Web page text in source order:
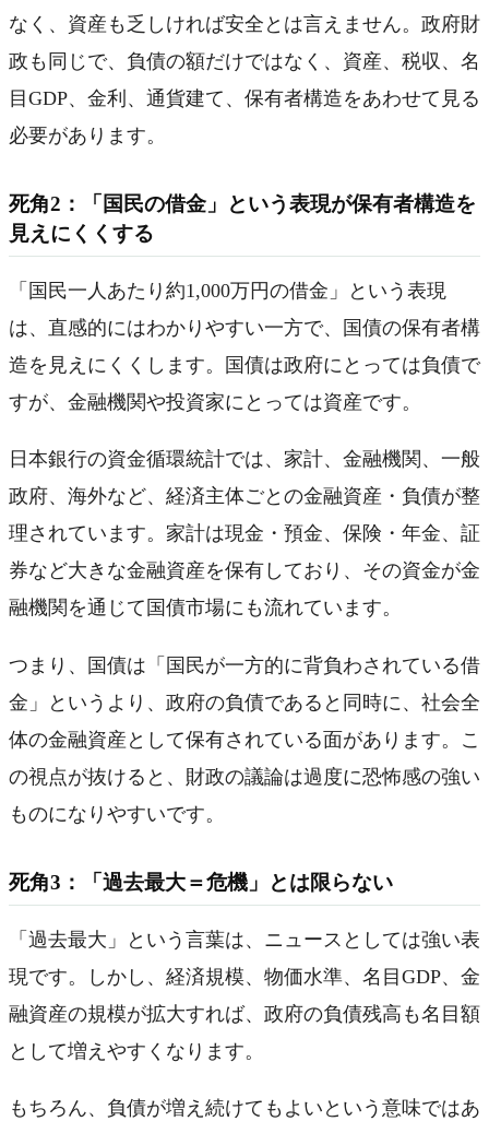
なく、資産も乏しければ安全とは言えません。政府財
政も同じで、負債の額だけではなく、資産、税収、名
目GDP、金利、通貨建て、保有者構造をあわせて見る
必要があります。
死角2：「国民の借金」という表現が保有者構造を
見えにくくする
「国民一人あたり約1,000万円の借金」という表現
は、直感的にはわかりやすい一方で、国債の保有者構
造を見えにくくします。国債は政府にとっては負債で
すが、金融機関や投資家にとっては資産です。
日本銀行の資金循環統計では、家計、金融機関、一般
政府、海外など、経済主体ごとの金融資産・負債が整
理されています。家計は現金・預金、保険・年金、証
券など大きな金融資産を保有しており、その資金が金
融機関を通じて国債市場にも流れています。
つまり、国債は「国民が一方的に背負わされている借
金」というより、政府の負債であると同時に、社会全
体の金融資産として保有されている面があります。こ
の視点が抜けると、財政の議論は過度に恐怖感の強い
ものになりやすいです。
死角3：「過去最大＝危機」とは限らない
「過去最大」という言葉は、ニュースとしては強い表
現です。しかし、経済規模、物価水準、名目GDP、金
融資産の規模が拡大すれば、政府の負債残高も名目額
として増えやすくなります。
もちろん、負債が増え続けてもよいという意味ではあ